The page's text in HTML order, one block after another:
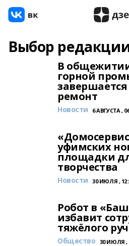
Выбор
В
горной
ремонт
Новости 6 АВГУСТА ,
уфимских
площадки
творчества
Новости 30 ИЮЛЯ ,
Робот в
избавит
тяжёлого
Общество 30 ИЮЛЯ ,